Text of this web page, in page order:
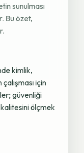
sunulması
Bu özet,
kimlik,
için
güvenliği
ölçmek